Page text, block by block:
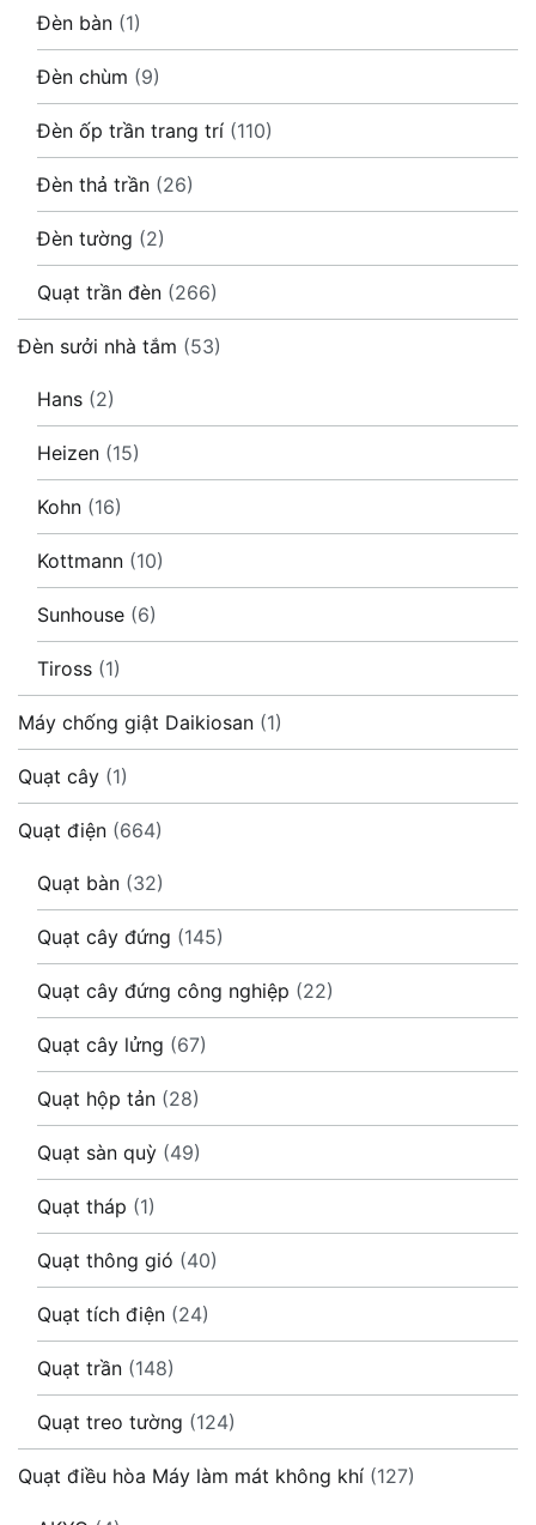
Đèn bàn (1)
Đèn chùm (9)
Đèn ốp trần trang trí (110)
Đèn thả trần (26)
Đèn tường (2)
Quạt trần đèn (266)
Đèn sưởi nhà tắm (53)
Hans (2)
Heizen (15)
Kohn (16)
Kottmann (10)
Sunhouse (6)
Tiross (1)
Máy chống giật Daikiosan (1)
Quạt cây (1)
Quạt điện (664)
Quạt bàn (32)
Quạt cây đứng (145)
Quạt cây đứng công nghiệp (22)
Quạt cây lửng (67)
Quạt hộp tản (28)
Quạt sàn quỳ (49)
Quạt tháp (1)
Quạt thông gió (40)
Quạt tích điện (24)
Quạt trần (148)
Quạt treo tường (124)
Quạt điều hòa Máy làm mát không khí (127)